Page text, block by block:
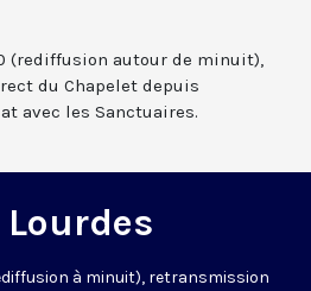
(rediffusion autour de minuit),
du Chapelet depuis
avec les Sanctuaires.
à minuit), retransmission